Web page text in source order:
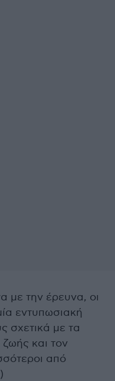
με την έρευνα, οι
εντυπωσιακή
σχετικά με τα
και τον
από